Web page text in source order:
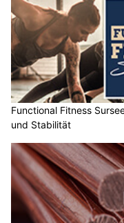
Functional Fitness
und Stabilität